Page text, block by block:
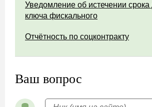
Уведомление об истечении срока
ключа фискального
Отчётность по соцконтракту
Ваш вопрос